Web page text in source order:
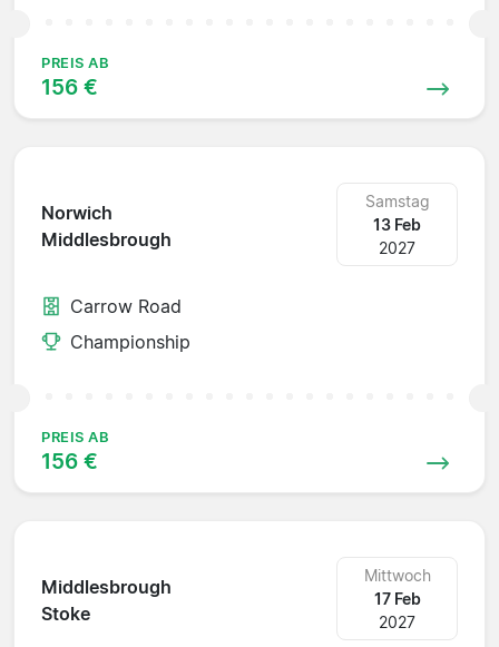
PREIS AB
156 €
Norwich
Middlesbrough
Samstag
13 Feb
2027
Carrow Road
Championship
PREIS AB
156 €
Middlesbrough
Stoke
Mittwoch
17 Feb
2027